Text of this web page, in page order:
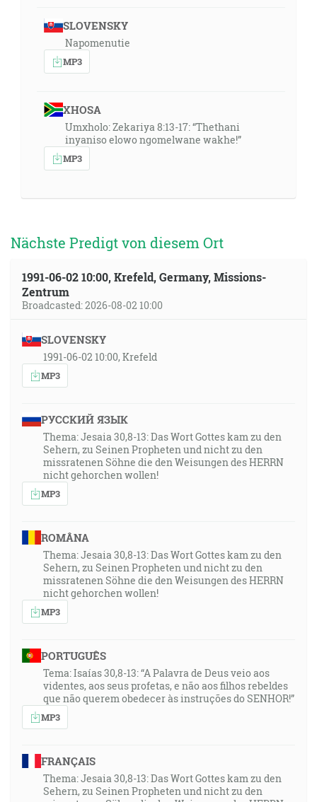
SLOVENSKY
Napomenutie
MP3
XHOSA
Umxholo: Zekariya 8:13-17: “Thethani
inyaniso elowo ngomelwane wakhe!”
MP3
Nächste Predigt von diesem Ort
1991-06-02 10:00, Krefeld, Germany, Missions-
Zentrum
Broadcasted: 2026-08-02 10:00
SLOVENSKY
1991-06-02 10:00, Krefeld
MP3
РУССКИЙ ЯЗЫК
Thema: Jesaia 30,8-13: Das Wort Gottes kam zu den
Sehern, zu Seinen Propheten und nicht zu den
missratenen Söhne die den Weisungen des HERRN
nicht gehorchen wollen!
MP3
ROMÂNA
Thema: Jesaia 30,8-13: Das Wort Gottes kam zu den
Sehern, zu Seinen Propheten und nicht zu den
missratenen Söhne die den Weisungen des HERRN
nicht gehorchen wollen!
MP3
PORTUGUÊS
Tema: Isaías 30,8-13: “A Palavra de Deus veio aos
videntes, aos seus profetas, e não aos filhos rebeldes
que não querem obedecer às instruções do SENHOR!”
MP3
FRANÇAIS
Thema: Jesaia 30,8-13: Das Wort Gottes kam zu den
Sehern, zu Seinen Propheten und nicht zu den